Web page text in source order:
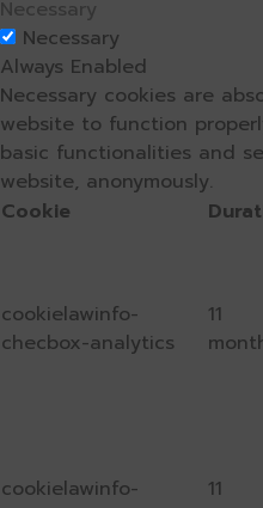
Necessary
Necessary
Always Enabled
Necessary cookies are
website to function
basic functionalities and
website, anonymously.
Cookie
cookielawinfo-
checbox-analytics
11
cookielawinfo-
11